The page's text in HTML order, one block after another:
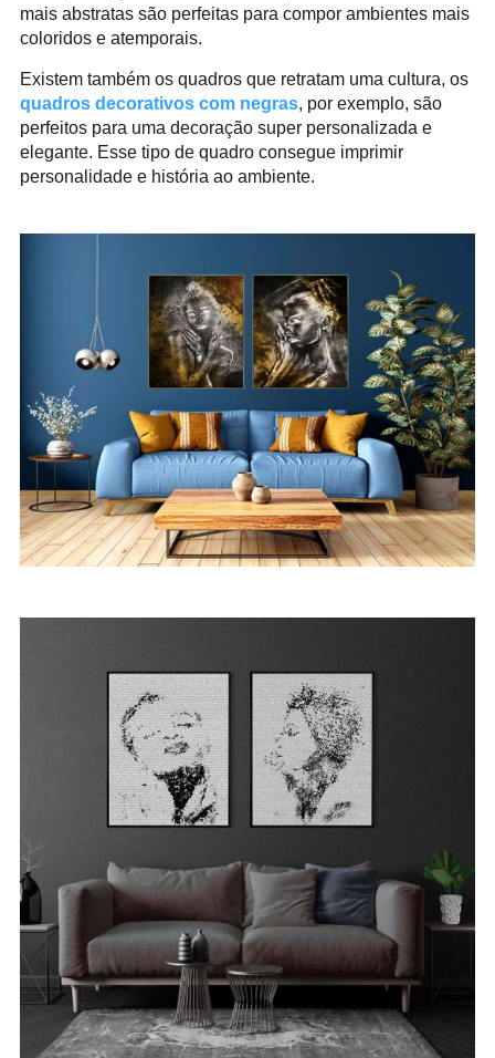
mais abstratas são perfeitas para compor ambientes mais
coloridos e atemporais.
Existem também os quadros que retratam uma cultura, os
quadros decorativos com negras, por exemplo, são
perfeitos para uma decoração super personalizada e
elegante. Esse tipo de quadro consegue imprimir
personalidade e história ao ambiente.